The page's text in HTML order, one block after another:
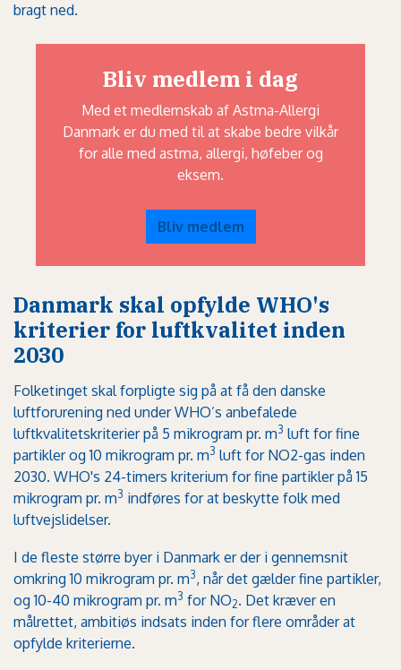
bragt ned.
Bliv medlem i dag
Med et medlemskab af Astma-Allergi
Danmark er du med til at skabe bedre vilkår
for alle med astma, allergi, høfeber og
eksem.
Bliv medlem
Danmark skal opfylde WHO's
kriterier for luftkvalitet inden
2030
Folketinget skal forpligte sig på at få den danske
luftforurening ned under WHO’s anbefalede
luftkvalitetskriterier på 5 mikrogram pr. m3 luft for fine
partikler og 10 mikrogram pr. m3 luft for NO2-gas inden
2030. WHO's 24-timers kriterium for fine partikler på 15
mikrogram pr. m3 indføres for at beskytte folk med
luftvejslidelser.
I de fleste større byer i Danmark er der i gennemsnit
omkring 10 mikrogram pr. m3, når det gælder fine partikler,
og 10-40 mikrogram pr. m3 for NO2. Det kræver en
målrettet, ambitiøs indsats inden for flere områder at
opfylde kriterierne.